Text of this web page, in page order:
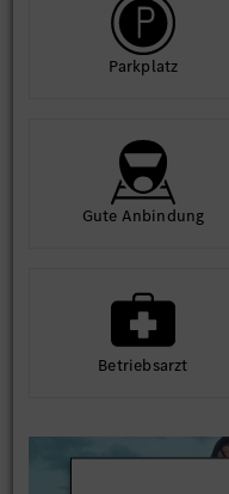
Park­platz
Gute An­bindung
Betriebs­arzt